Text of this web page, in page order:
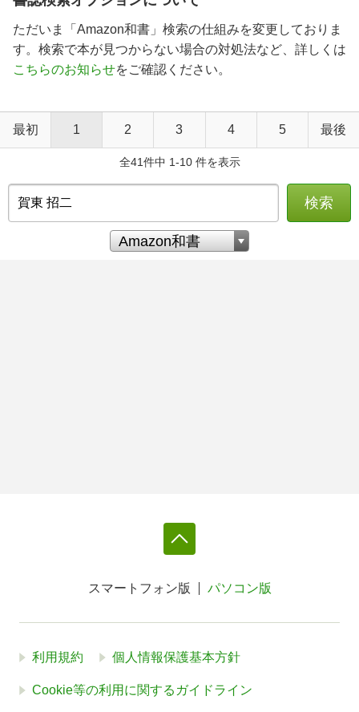
ただいま「Amazon和書」検索の仕組みを変更しておりま
す。検索で本が見つからない場合の対処法など、詳しくは
こちらのお知らせをご確認ください。
最初 1 2 3 4 5 最後
全41件中 1-10 件を表示
検索
スマートフォン版 パソコン版
利用規約 個人情報保護基本方針
Cookie等の利用に関するガイドライン